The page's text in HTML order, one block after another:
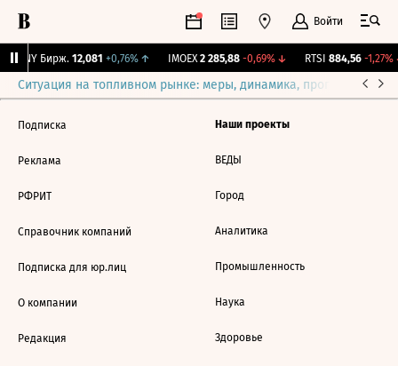
Войти
CNY Бирж. 12,081 +0,76%↑ IMOEX 2 285,88 -0,69%↓ RTSI 884,56 -1,27%
Ситуация на топливном рынке: меры, динамика, прогнозы
Подписка
Реклама
РФРИТ
Справочник компаний
Подписка для юр.лиц
О компании
Редакция
Наши проекты
ВЕДЫ
Город
Аналитика
Промышленность
Наука
Здоровье